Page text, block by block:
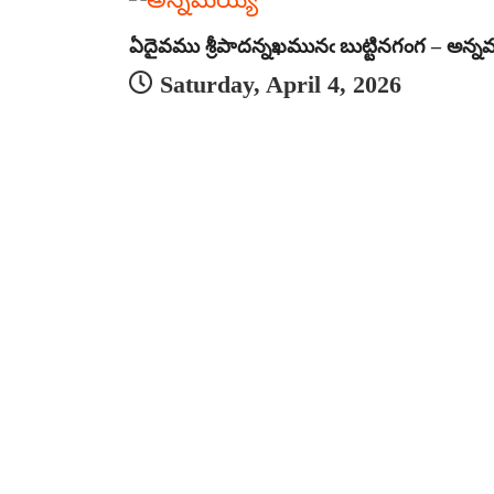
ఏదైవము శ్రీపాదన్నఖమునఁ బుట్టినగంగ –
Saturday, April 4, 2026